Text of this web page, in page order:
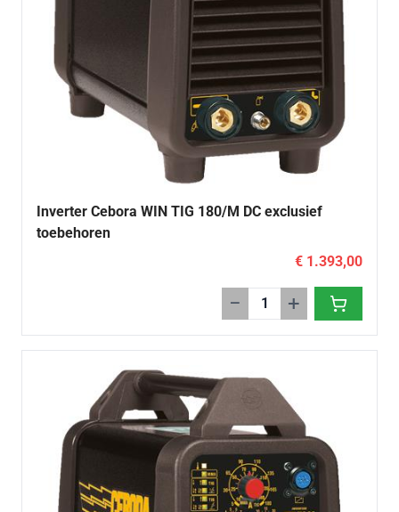
Inverter Cebora WIN TIG 180/M DC exclusief
toebehoren
€ 1.393,00
− +